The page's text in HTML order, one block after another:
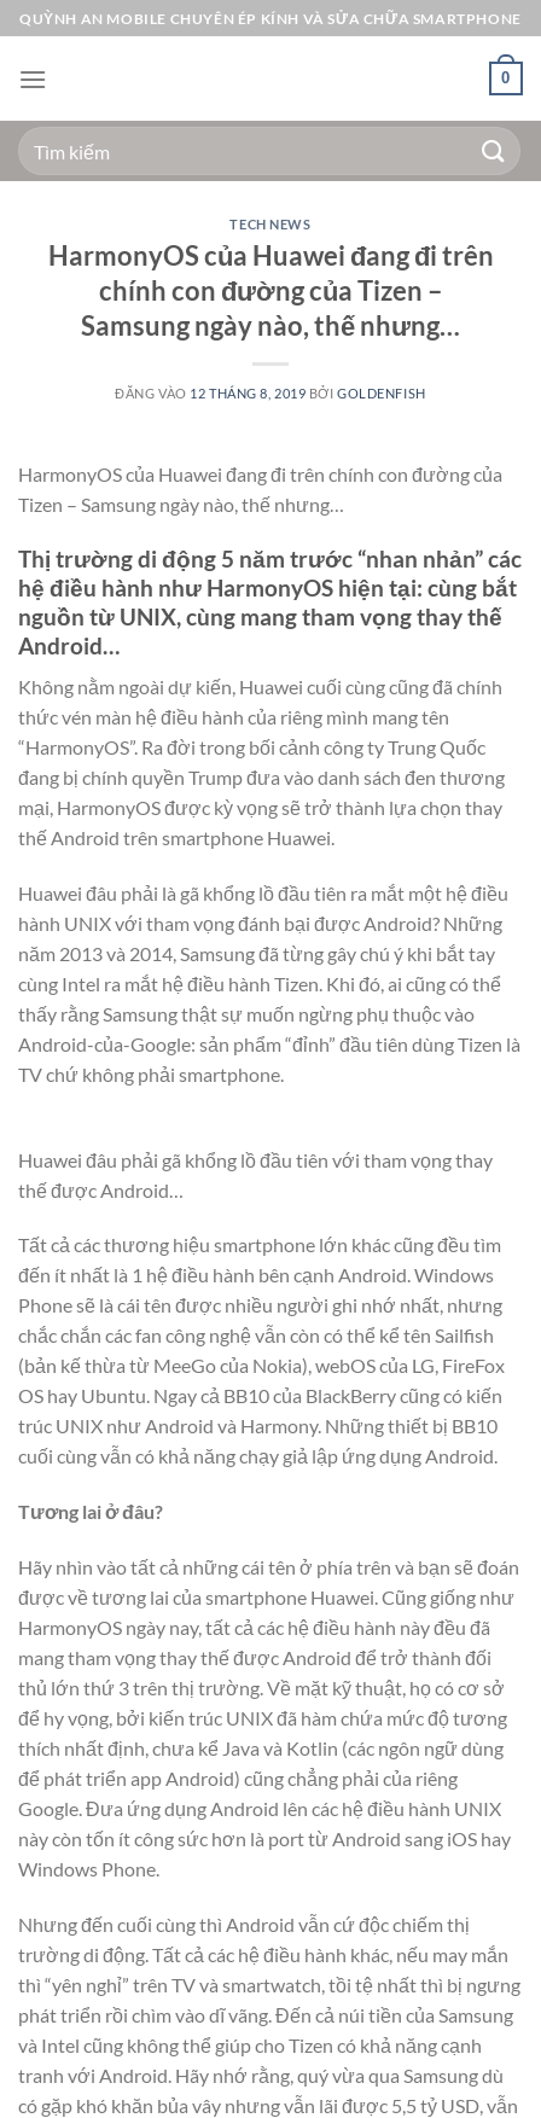
Bỏ
qua
nội
QUỲNH AN MOBILE CHUYÊN ÉP KÍNH VÀ SỬA CHỮA SMARTPHONE
0
Tìm
kiếm:
TECH NEWS
HarmonyOS của Huawei đang đi trên
chính con đường của Tizen –
Samsung ngày nào, thế nhưng…
ĐĂNG VÀO 12 THÁNG 8, 2019 BỞIGOLDENFISH
HarmonyOS của Huawei đang đi trên chính con đường của
Tizen – Samsung ngày nào, thế nhưng…
Thị trường di động 5 năm trước “nhan nhản” các
hệ điều hành như HarmonyOS hiện tại: cùng bắt
nguồn từ UNIX, cùng mang tham vọng thay thế
Android…
Không nằm ngoài dự kiến, Huawei cuối cùng cũng đã chính
thức vén màn hệ điều hành của riêng mình mang tên
“HarmonyOS”. Ra đời trong bối cảnh công ty Trung Quốc
đang bị chính quyền Trump đưa vào danh sách đen thương
mại, HarmonyOS được kỳ vọng sẽ trở thành lựa chọn thay
thế Android trên smartphone Huawei.
Huawei đâu phải là gã khổng lồ đầu tiên ra mắt một hệ điều
hành UNIX với tham vọng đánh bại được Android? Những
năm 2013 và 2014, Samsung đã từng gây chú ý khi bắt tay
cùng Intel ra mắt hệ điều hành Tizen. Khi đó, ai cũng có thể
thấy rằng Samsung thật sự muốn ngừng phụ thuộc vào
Android-của-Google: sản phẩm “đỉnh” đầu tiên dùng Tizen là
TV chứ không phải smartphone.
Huawei đâu phải gã khổng lồ đầu tiên với tham vọng thay
thế được Android…
Tất cả các thương hiệu smartphone lớn khác cũng đều tìm
đến ít nhất là 1 hệ điều hành bên cạnh Android. Windows
Phone sẽ là cái tên được nhiều người ghi nhớ nhất, nhưng
chắc chắn các fan công nghệ vẫn còn có thể kể tên Sailfish
(bản kế thừa từ MeeGo của Nokia), webOS của LG, FireFox
OS hay Ubuntu. Ngay cả BB10 của BlackBerry cũng có kiến
trúc UNIX như Android và Harmony. Những thiết bị BB10
cuối cùng vẫn có khả năng chạy giả lập ứng dụng Android.
Tương lai ở đâu?
Hãy nhìn vào tất cả những cái tên ở phía trên và bạn sẽ đoán
được về tương lai của smartphone Huawei. Cũng giống như
HarmonyOS ngày nay, tất cả các hệ điều hành này đều đã
mang tham vọng thay thế được Android để trở thành đối
thủ lớn thứ 3 trên thị trường. Về mặt kỹ thuật, họ có cơ sở
để hy vọng, bởi kiến trúc UNIX đã hàm chứa mức độ tương
thích nhất định, chưa kể Java và Kotlin (các ngôn ngữ dùng
để phát triển app Android) cũng chẳng phải của riêng
Google. Đưa ứng dụng Android lên các hệ điều hành UNIX
này còn tốn ít công sức hơn là port từ Android sang iOS hay
Windows Phone.
Nhưng đến cuối cùng thì Android vẫn cứ độc chiếm thị
trường di động. Tất cả các hệ điều hành khác, nếu may mắn
thì “yên nghỉ” trên TV và smartwatch, tồi tệ nhất thì bị ngưng
phát triển rồi chìm vào dĩ vãng. Đến cả núi tiền của Samsung
và Intel cũng không thể giúp cho Tizen có khả năng cạnh
tranh với Android. Hãy nhớ rằng, quý vừa qua Samsung dù
có gặp khó khăn bủa vây nhưng vẫn lãi được 5,5 tỷ USD, vẫn